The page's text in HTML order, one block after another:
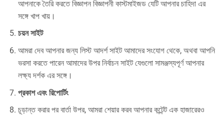
আপনাকে তৈরি করতে বিজ্ঞাপন বিজ্ঞাপনী কাস্টমাইজড যেটি আপনার চাহিদা এর
সঙ্গে খাপ খায়।
চয়ন সাইট
আমরা দেব আপনার জন্য লিস্ট আদর্শ সাইট আমাদের সংযোগ থেকে, অথবা আপনি
ভরসা করতে পারেন আমাদের উপর নির্বাচন সাইট যেগুলো সামঞ্জস্যপূর্ণ আপনার
লক্ষ্য দর্শক এর সঙ্গে।
প্রকাশ এবং রিপোর্টিং
চূড়ান্ত করার পর বার্তা উপর, আমরা শেয়ার করব আপনার কন্টেন্ট এক হাজারেরও